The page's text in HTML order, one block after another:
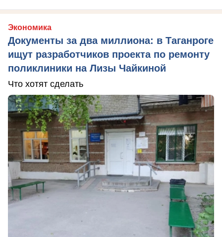
Экономика
Документы за два миллиона: в Таганроге
ищут разработчиков проекта по ремонту
поликлиники на Лизы Чайкиной
Что хотят сделать